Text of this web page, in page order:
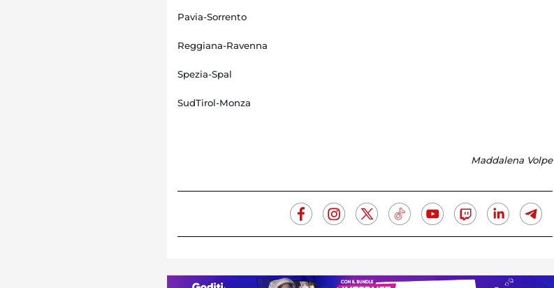
Pavia-Sorrento
Reggiana-Ravenna
Spezia-Spal
SudTirol-Monza
Maddalena Volpe